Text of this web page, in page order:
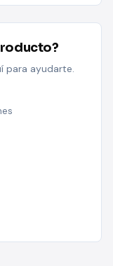
para ayudarte.